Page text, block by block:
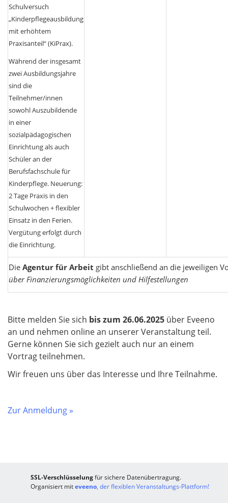
Schulversuch
„Kinderpflegeausbildung
mit erhöhtem
Praxisanteil“ (KiPrax).
Während der insgesamt
zwei Ausbildungsjahre
sind die
Teilnehmer/innen
sowohl Auszubildende
in einer
sozialpädagogischen
Einrichtung als auch
Schüler an der
Berufsfachschule für
Kinderpflege. Neuerung:
2 Tage Praxis in den
Schulwochen + flexibler
Einsatz in den Ferien.
Vergütung erfolgt durch
die Einrichtung.
Die Agentur für Arbeit gibt anschließend an die jeweiligen
über Finanzierungsmöglichkeiten und Hilfestellungen
Bitte melden Sie sich bis zum 26.06.2025 über Eveeno
an und nehmen online an unserer Veranstaltung teil.
Gerne können Sie sich gezielt auch nur an einem
Vortrag teilnehmen.
Wir freuen uns über das Interesse und Ihre Teilnahme.
Zur Anmeldung »
SSL-Verschlüsselungfür sichere Datenübertragung.
Organisiert miteveeno, der flexiblen Veranstaltungs-Plattform!